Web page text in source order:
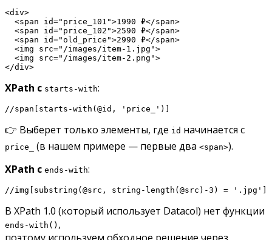
<div>
  <span id="price_101">1990 ₽</span>
  <span id="price_102">2590 ₽</span>
  <span id="old_price">2990 ₽</span>
  <img src="/images/item-1.jpg">
  <img src="/images/item-2.png">
</div>
XPath с starts-with:
//span[starts-with(@id, 'price_')]
👉 Выберет только элементы, где id начинается с
price_ (в нашем примере — первые два <span>).
XPath с ends-with:
//img[substring(@src, string-length(@src)-3) = '.jpg']
В XPath 1.0 (который использует Datacol) нет функции
ends-with() ,